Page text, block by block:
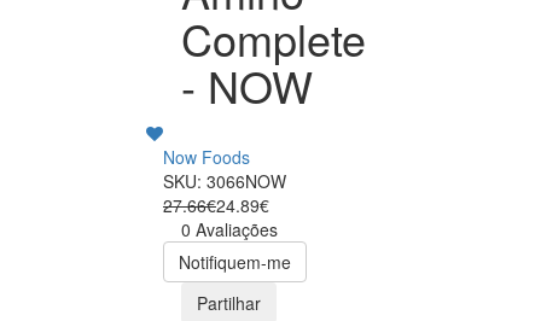
Complete
- NOW
Now Foods
SKU: 3066NOW
27.66€24.89€
0 Avaliações
Notifiquem-me
Partilhar